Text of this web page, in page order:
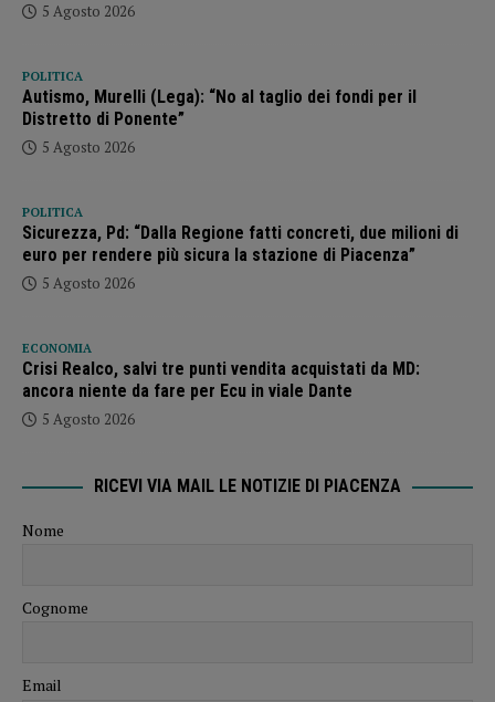
5 Agosto 2026
POLITICA
Autismo, Murelli (Lega): “No al taglio dei fondi per il
Distretto di Ponente”
5 Agosto 2026
POLITICA
Sicurezza, Pd: “Dalla Regione fatti concreti, due milioni di
euro per rendere più sicura la stazione di Piacenza”
5 Agosto 2026
ECONOMIA
Crisi Realco, salvi tre punti vendita acquistati da MD:
ancora niente da fare per Ecu in viale Dante
5 Agosto 2026
RICEVI VIA MAIL LE NOTIZIE DI PIACENZA
Nome
Cognome
Email